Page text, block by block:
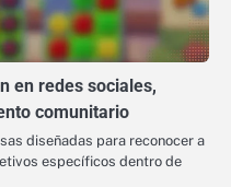
en redes sociales,
comunitario
diseñadas para reconocer a
específicos dentro de